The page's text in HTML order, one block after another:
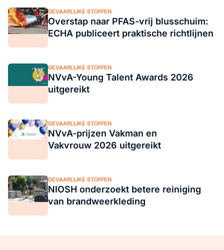
GEVAARLIJKE STOFFEN
Overstap naar PFAS-vrij blusschuim:
ECHA publiceert praktische richtlijnen
GEVAARLIJKE STOFFEN
NVvA-Young Talent Awards 2026
uitgereikt
GEVAARLIJKE STOFFEN
NVvA-prijzen Vakman en
Vakvrouw 2026 uitgereikt
GEVAARLIJKE STOFFEN
NIOSH onderzoekt betere reiniging
van brandweerkleding